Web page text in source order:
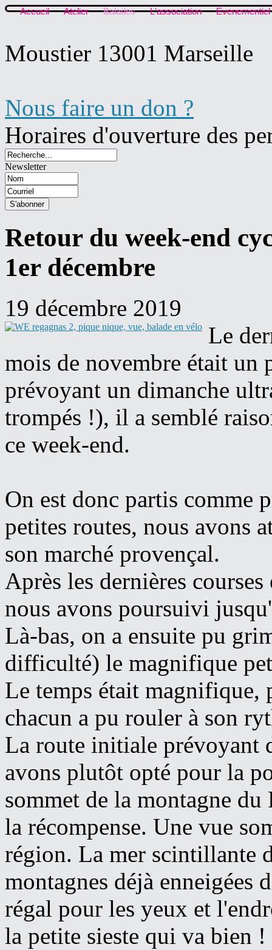
Accueil Atelier Balades L'association Evenementiel
Moustier 13001 Marseille
Nous faire un don ?
Horaires d'ouverture des
Newsletter
Retour du week-end
1er décembre
19 décembre 2019
Le
mois de novembre était un
prévoyant un dimanche
trompés !), il a semblé
ce week-end.
On est donc partis comme
petites routes, nous avons
son marché provençal.
Après les dernières
nous avons poursuivi
Là-bas, on a ensuite pu
difficulté) le magnifique
Le temps était magnifique,
chacun a pu rouler à son
La route initiale prévoyant
avons plutôt opté pour la
sommet de la montagne du
la récompense. Une vue
région. La mer scintillante
montagnes déjà enneigées
régal pour les yeux et
la petite sieste qui va bien !